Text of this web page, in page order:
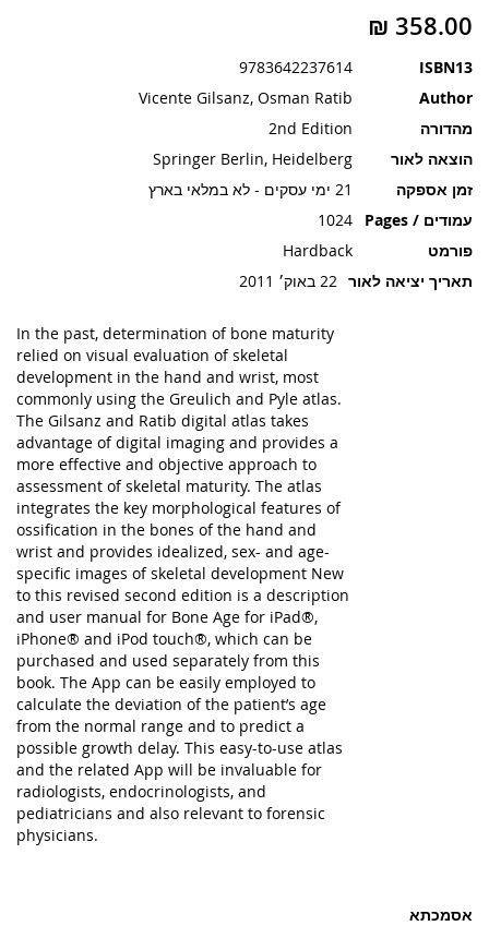
אסמכתא
ISBN13
9783642237614
Author
Vicente Gilsanz, Osman Ratib
מהדורה
2nd Edition
הוצאה לאור
Springer Berlin, Heidelberg
זמן אספקה
21 ימי עסקים - לא במלאי בארץ
עמודים / Pages
1024
פורמט
Hardback
תאריך יציאה לאור 22 באוק׳ 2011
In the past, determination of bone maturity
relied on visual evaluation of skeletal
development in the hand and wrist, most
commonly using the Greulich and Pyle atlas.
The Gilsanz and Ratib digital atlas takes
advantage of digital imaging and provides a
more effective and objective approach to
assessment of skeletal maturity. The atlas
integrates the key morphological features of
ossification in the bones of the hand and
wrist and provides idealized, sex- and age-
specific images of skeletal development New
to this revised second edition is a description
and user manual for Bone Age for iPad®,
iPhone® and iPod touch®, which can be
purchased and used separately from this
book. The App can be easily employed to
calculate the deviation of the patient’s age
from the normal range and to predict a
possible growth delay. This easy-to-use atlas
and the related App will be invaluable for
radiologists, endocrinologists, and
pediatricians and also relevant to forensic
physicians.